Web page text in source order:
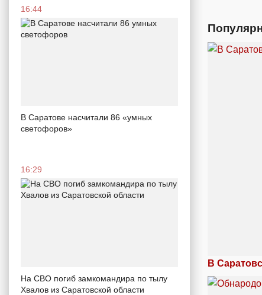
16:44
В Саратове насчитали 86 «умных
светофоров»
16:29
На СВО погиб замкомандира по тылу
Хвалов из Саратовской области
В